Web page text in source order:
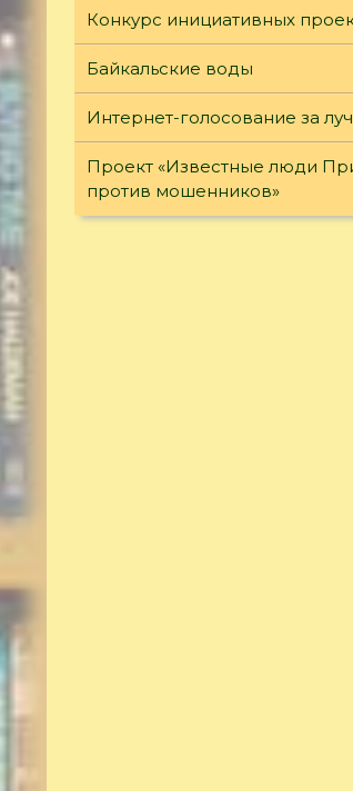
Конкурс инициативных
Байкальские воды
Интернет-голосование за
Проект «Известные люди
против мошенников»